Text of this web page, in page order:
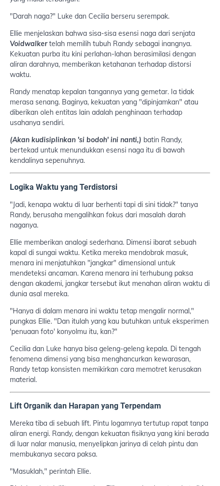
"Darah naga?" Luke dan Cecilia berseru serempak.
Ellie menjelaskan bahwa sisa-sisa esensi naga dari senjata
Voidwalkertelah memilih tubuh Randy sebagai inangnya.
Kekuatan purba itu kini perlahan-lahan berasimilasi dengan
aliran darahnya, memberikan ketahanan terhadap distorsi
waktu.
Randy menatap kepalan tangannya yang gemetar. Ia tidak
merasa senang. Baginya, kekuatan yang "dipinjamkan" atau
diberikan oleh entitas lain adalah penghinaan terhadap
usahanya sendiri.
(Akan kudisiplinkan 'si bodoh' ini nanti,) batin Randy,
bertekad untuk menundukkan esensi naga itu di bawah
kendalinya sepenuhnya.
Logika Waktu yang Terdistorsi
"Jadi, kenapa waktu di luar berhenti tapi di sini tidak?" tanya
Randy, berusaha mengalihkan fokus dari masalah darah
naganya.
Ellie memberikan analogi sederhana. Dimensi ibarat sebuah
kapal di sungai waktu. Ketika mereka mendobrak masuk,
menara ini menjatuhkan "jangkar" dimensional untuk
mendeteksi ancaman. Karena menara ini terhubung paksa
dengan akademi, jangkar tersebut ikut menahan aliran waktu di
dunia asal mereka.
"Hanya di dalam menara ini waktu tetap mengalir normal,"
pungkas Ellie. "Dan itulah yang kau butuhkan untuk eksperimen
'penuaan foto' konyolmu itu, kan?"
Cecilia dan Luke hanya bisa geleng-geleng kepala. Di tengah
fenomena dimensi yang bisa menghancurkan kewarasan,
Randy tetap konsisten memikirkan cara memotret kerusakan
material.
Lift Organik dan Harapan yang Terpendam
Mereka tiba di sebuah lift. Pintu logamnya tertutup rapat tanpa
aliran energi. Randy, dengan kekuatan fisiknya yang kini berada
di luar nalar manusia, menyelipkan jarinya di celah pintu dan
membukanya secara paksa.
"Masuklah," perintah Ellie.